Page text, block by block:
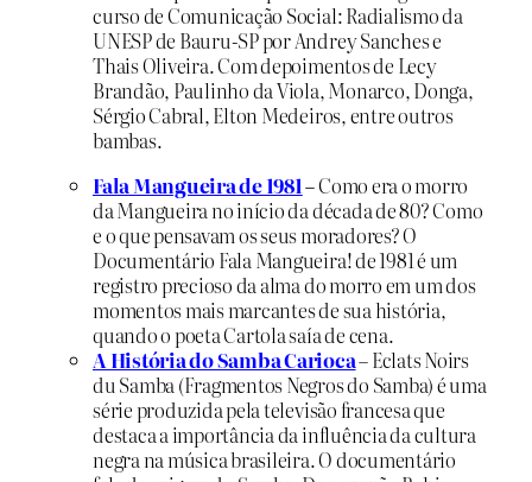
curso de Comunicação Social: Radialismo da
UNESP de Bauru-SP por Andrey Sanches e
Thais Oliveira. Com depoimentos de Lecy
Brandão, Paulinho da Viola, Monarco, Donga,
Sérgio Cabral, Elton Medeiros, entre outros
bambas.
Fala Mangueira de 1981–Como era o morro
da Mangueira no início da década de 80? Como
e o que pensavam os seus moradores? O
Documentário Fala Mangueira! de 1981 é um
registro precioso da alma do morro em um dos
momentos mais marcantes de sua história,
quando o poeta Cartola saía de cena.
A História do Samba Carioca–Eclats Noirs
du Samba (Fragmentos Negros do Samba) é uma
série produzida pela televisão francesa que
destaca a importância da influência da cultura
negra na música brasileira. O documentário